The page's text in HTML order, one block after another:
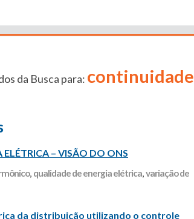
da Busca para: continuidade
– VISÃO DO ONS
, qualidade de energia elétrica,variação de
da distribuição utilizando o controle